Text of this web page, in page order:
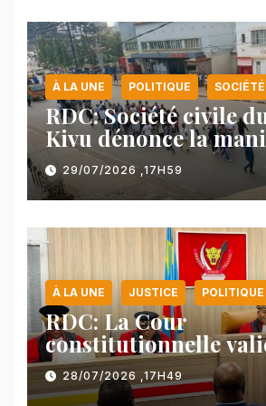
À LA UNE POLITIQUE SOCIÉTÉ
RDC: Société civile
Kivu dénonce la
des manifestations
l’AFC/M23
29/07/2026 ,17H59
À LA UNE JUSTICE POLITIQUE
RDC: La Cour
constitutionnelle
référendaire sous
plusieurs dispositions
28/07/2026 ,17H49